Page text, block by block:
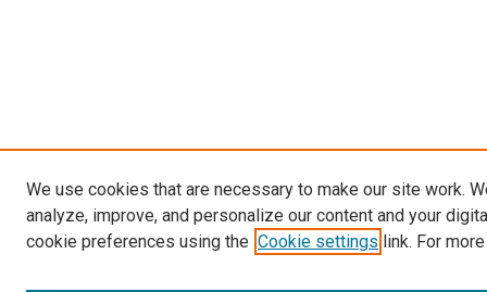
We use cookies that are necessary to make our site work.
analyze, improve, and personalize our content and your
cookie preferences using the Cookie settings link. For